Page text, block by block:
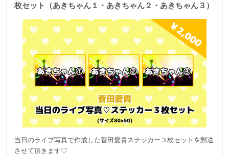
枚セット（あきちゃん１・あきちゃん２・あきちゃん３）
当日のライブ写真で作成した菅田愛貴ステッカー３枚セットを郵送
させて頂きます♡